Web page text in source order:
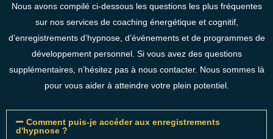
Nous avons compilé ci-dessous les questions les plus fréquentes
sur nos services de coaching énergétique et cognitif,
d’enregistrements d’hypnose, d’événements et de programmes de
développement personnel. Si vous avez des questions
supplémentaires, n’hésitez pas à nous contacter. Nous sommes là
pour vous aider à atteindre votre plein potentiel.
Comment puis-je accéder aux enregistrements
d'hypnose ?